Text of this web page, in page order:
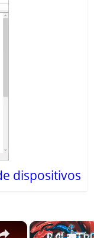
dispositivos
×